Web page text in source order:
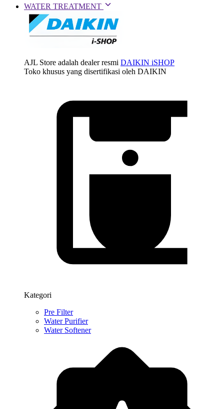
WATER TREATMENT
AJL Store adalah dealer resmi DAIKIN iSHOP
Toko khusus yang disertifikasi oleh DAIKIN
Kategori
Pre Filter
Water Purifier
Water Softener